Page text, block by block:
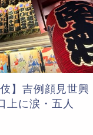
】吉例顔見世興
上に涙・五人